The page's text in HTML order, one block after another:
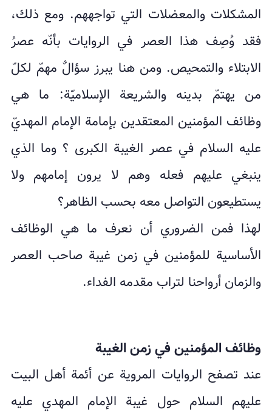
المشكلات والمعضلات التي تواجههم. ومع ذلك،
فقد وُصِف هذا العصر في الروايات بأنّه عصرُ
الابتلاء والتمحيص. ومن هنا يبرز سؤالٌ مهمّ لكلّ
من يهتمّ بدينه والشريعة الإسلاميّة: ما هي
وظائف المؤمنين المعتقدين بإمامة الإمام المهديّ
عليه السلام في عصر الغيبة الكبرى ؟ وما الذي
ينبغي عليهم فعله وهم لا يرون إمامهم ولا
يستطيعون التواصل معه بحسب الظاهر؟
لهذا فمن الضروري أن نعرف ما هي الوظائف
الأساسية للمؤمنين في زمن غيبة صاحب العصر
والزمان أرواحنا لتراب مقدمه الفداء.
وظائف المؤمنين في زمن الغيبة
عند تصفح الروايات المروية عن أئمة أهل البيت
عليهم السلام حول غيبة الإمام المهدي عليه